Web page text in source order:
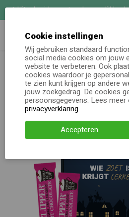
Uitgebreide maatwerk
Online keuzecadeau
Kerstpakketten
Alle momenten
Verjaardagsservice
Demo Direct bestellen
Zoeken
Sinterklaas
doosje'
Cookie instellingen
Wij gebruiken standaard
social media cookies om jouw
website te verbeteren. Ook
cookies waardoor je
te zien kunt krijgen op andere
jouw zoekgedrag. De cookies
persoonsgegevens. Lees
privacyverklaring.
Accepteren